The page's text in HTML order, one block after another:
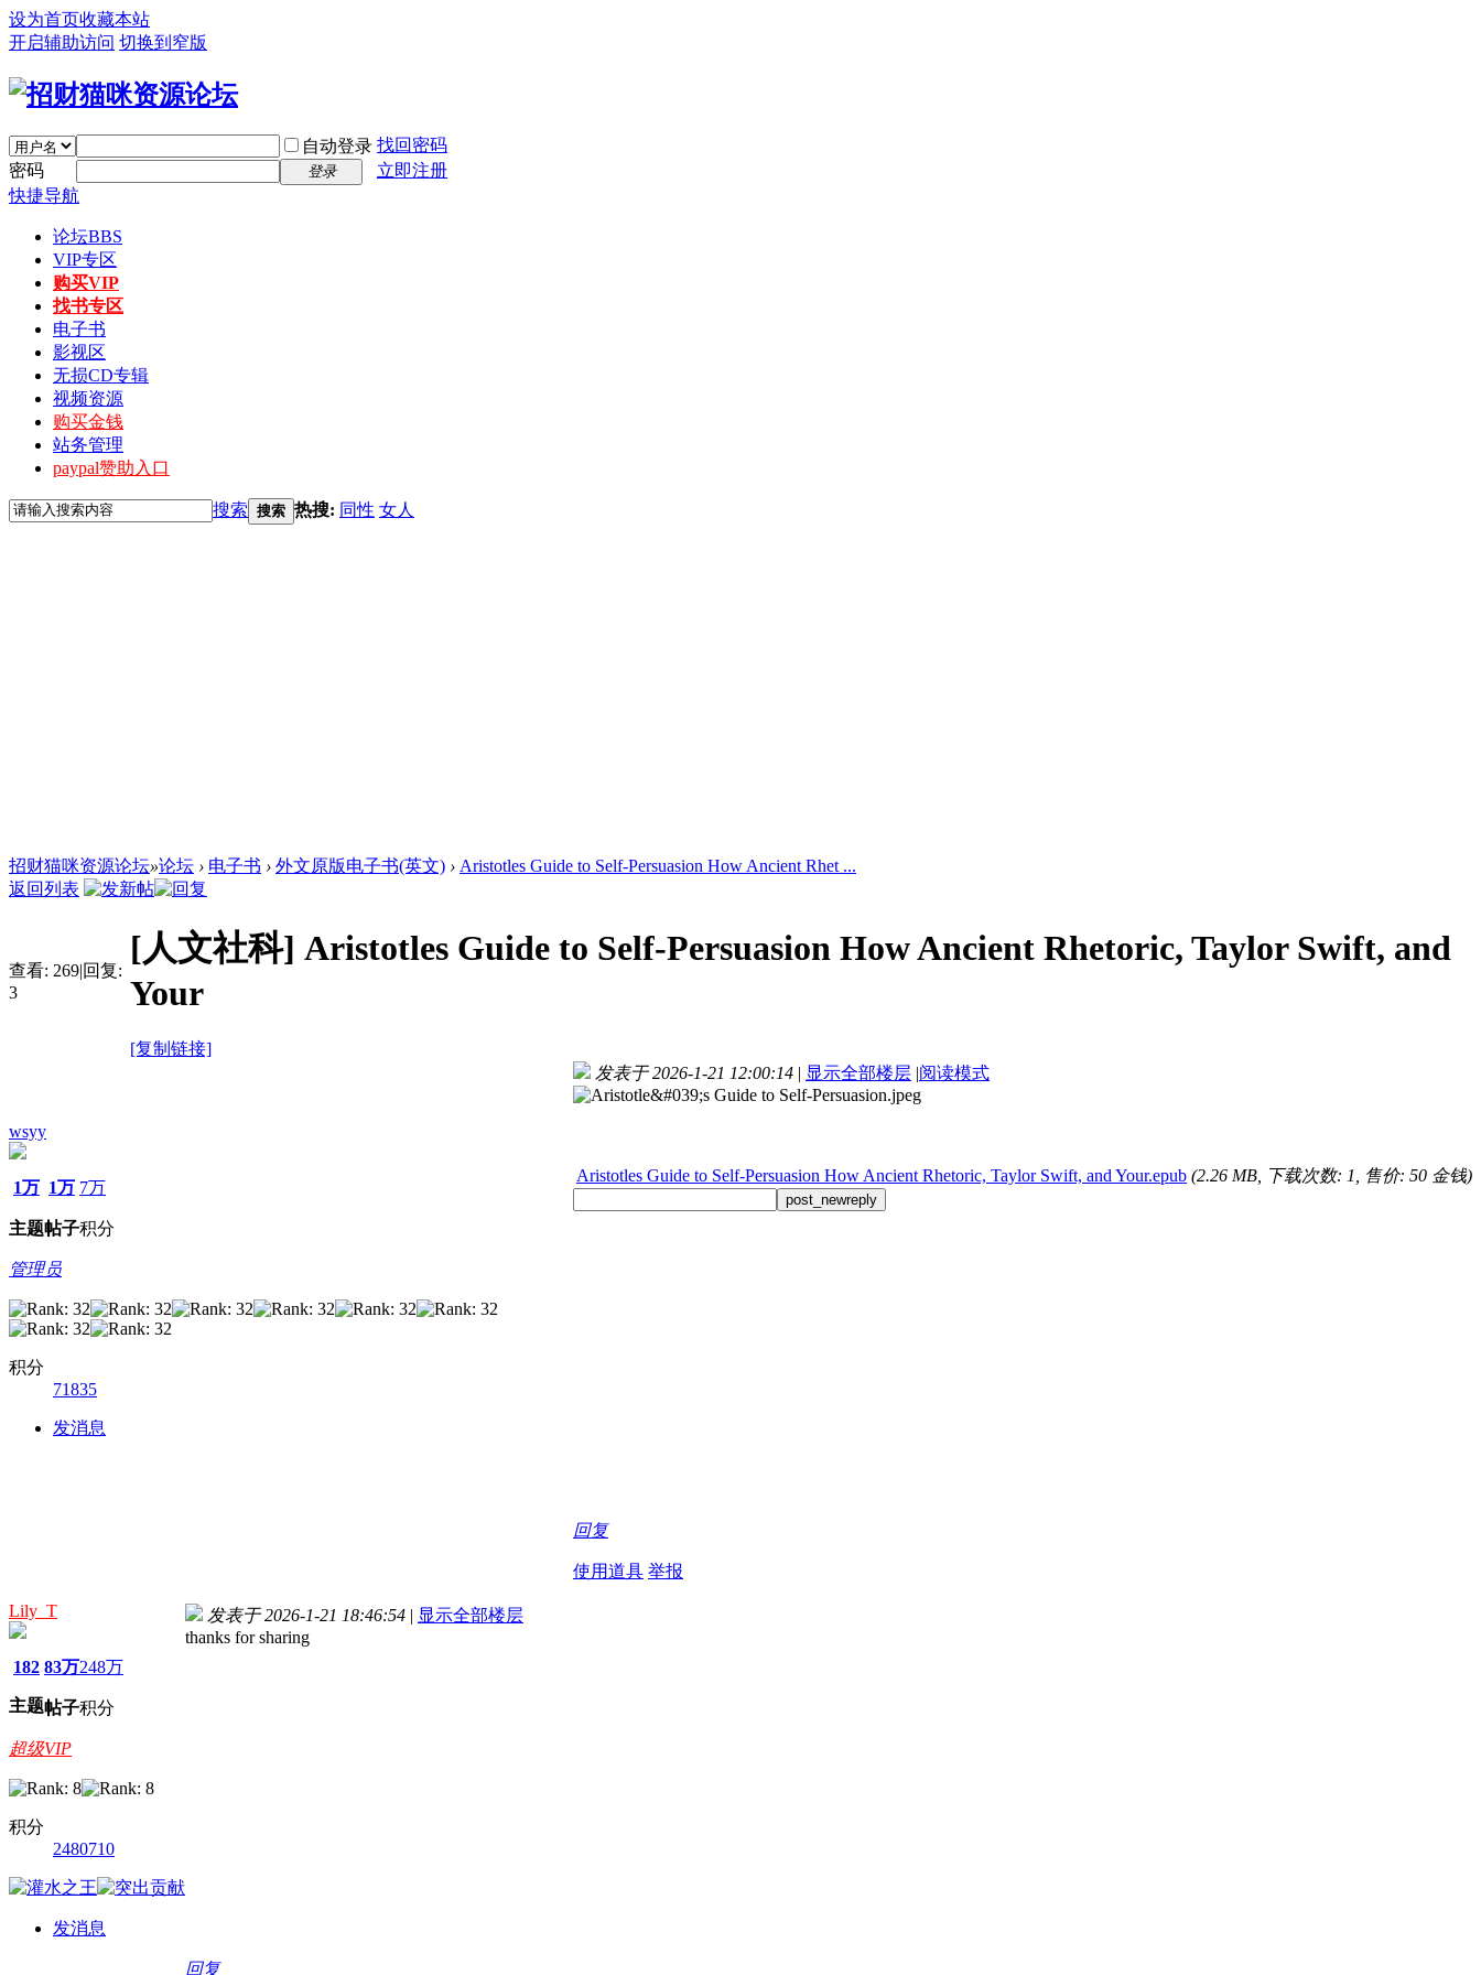
设为首页收藏本站
开启辅助访问 切换到窄版
自动登录 找回密码
密码
登录
立即注册
快捷导航
论坛BBS
VIP专区
购买VIP
找书专区
电子书
影视区
无损CD专辑
视频资源
购买金钱
站务管理
paypal赞助入口
搜索 搜索 热搜: 同性 女人
招财猫咪资源论坛»论坛 › 电子书 › 外文原版电子书(英文) › Aristotles Guide to Self-Persuasion How Ancient Rhet ...
返回列表
查看: 269|回复:
3
[人文社科] Aristotles Guide to Self-Persuasion How Ancient Rhetoric, Taylor Swift, and
Your
[复制链接]
wsyy
1万
主题
1万
帖子
7万
积分
管理员
积分
71835
发消息
发表于 2026-1-21 12:00:14 | 显示全部楼层 |阅读模式
Aristotles Guide to Self-Persuasion How Ancient Rhetoric, Taylor Swift, and Your.epub (2.26 MB, 下载次数: 1, 售价: 50 金钱)
post_newreply
回复
使用道具 举报
Lily_T
182
主题
83万
帖子
248万
积分
超级VIP
积分
2480710
发消息
发表于 2026-1-21 18:46:54 | 显示全部楼层
thanks for sharing
回复